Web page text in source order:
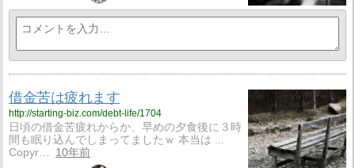
借金苦は疲れます
http://starting-biz.com/debt-life/1704
日頃の借金苦疲れからか、早めの夕食後に３時
間も眠り込んでしまってましたｗ 本当は ...
Copyr…
10年前